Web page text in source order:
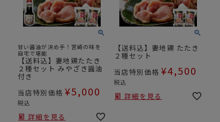
甘い醤油が決め手！宮崎の味を
自宅で堪能
【送料込】妻地鶏たたき
２種セット みやざき醤油
付き
当店特別価格 ¥5,000
税込
詳細を見る
【送料込】妻地鶏 たたき
２種セット
当店特別価格 ¥4,500
税込
詳細を見る